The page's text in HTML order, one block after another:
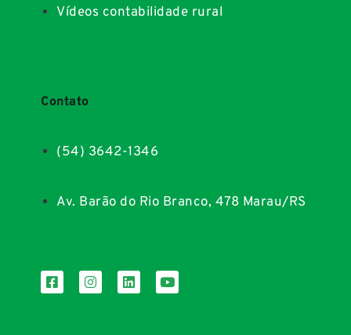
Vídeos contabilidade rural
Contato
(54) 3642-1346
Av. Barão do Rio Branco, 478 Marau/RS